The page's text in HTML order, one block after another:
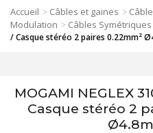
Accueil > Câbles et gaines >
Modulation > Câbles Symétriques
/ Casque stéréo 2 paires 0.22mm²
MOGAMI NEGLEX
Casque stéréo 2